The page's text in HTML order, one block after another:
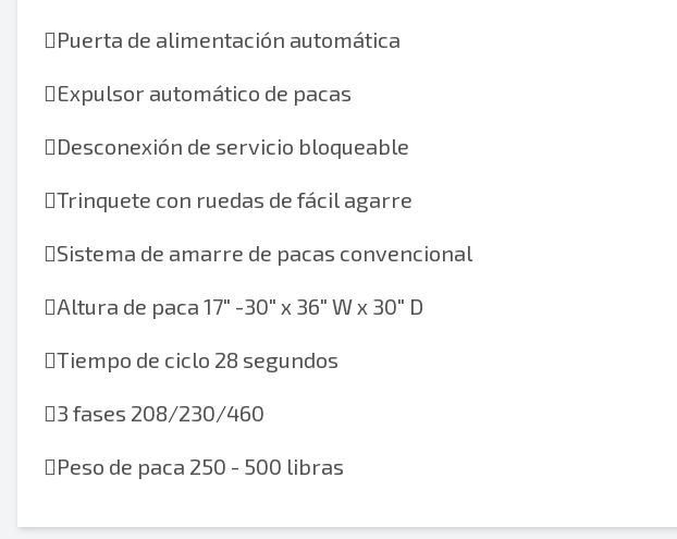
Puerta de alimentación automática
Expulsor automático de pacas
Desconexión de servicio bloqueable
Trinquete con ruedas de fácil agarre
Sistema de amarre de pacas convencional
Altura de paca 17" -30" x 36" W x 30" D
Tiempo de ciclo 28 segundos
3 fases 208/230/460
Peso de paca 250 - 500 libras